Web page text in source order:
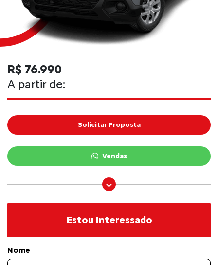
R$ 76.990
A partir de:
Solicitar Proposta
Vendas
Estou Interessado
Nome